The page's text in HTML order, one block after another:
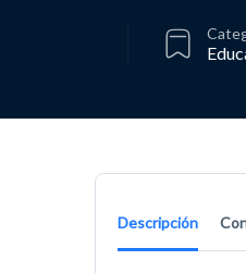
Descripción